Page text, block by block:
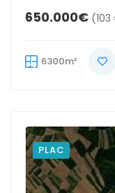
650.000€
6300m²
PLAC